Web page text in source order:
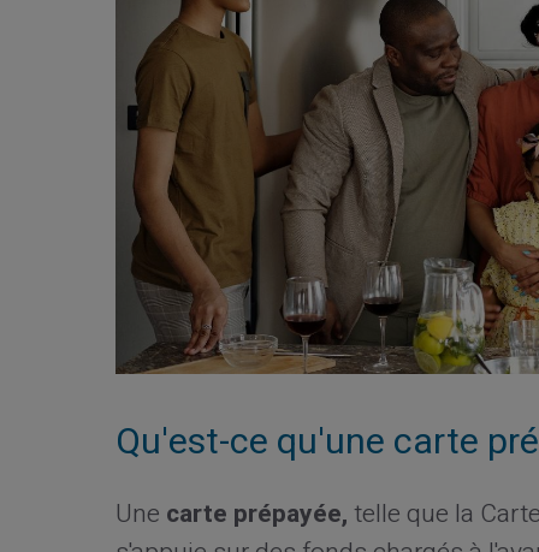
Qu'est-ce qu'une carte
Une carte prépayée,telle que la